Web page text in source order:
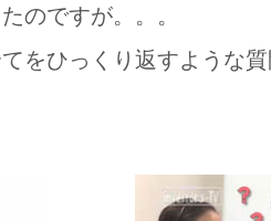
のですが。。。
をひっくり返すような